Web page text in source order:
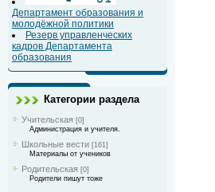
Департамент образования и
молодёжной политики
Резерв управленческих
кадров Департамента
образования
Категории раздела
Учительская [0]
Администрация и учителя.
Школьные вести [161]
Материалы от учеников
Родительская [0]
Родители пишут тоже